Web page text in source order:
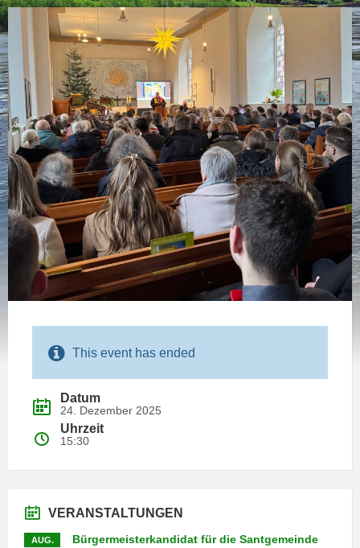
This event has ended
24. Dezember 2025
15:30
VERANSTALTUNGEN
AUG.
Bürgermeisterkandidat für die Santgemeinde